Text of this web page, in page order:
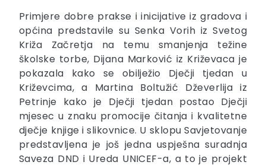
Primjere dobre prakse i inicijative iz gradova i
općina predstavile su Senka Vorih iz Svetog
Križa Začretja na temu smanjenja težine
školske torbe, Dijana Marković iz Križevaca je
pokazala kako se obilježio Dječji tjedan u
Križevcima, a Martina Boltužić Dževerlija iz
Petrinje kako je Dječji tjedan postao Dječji
mjesec u znaku promocije čitanja i kvalitetne
dječje knjige i slikovnice. U sklopu Savjetovanje
predstavljena je još jedna uspješna suradnja
Saveza DND i Ureda UNICEF-a, a to je projekt